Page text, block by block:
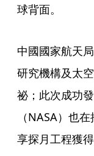
球背面。
中國國家航天
研究機構及太
祕；此次成功
（NASA）也
享探月工程獲